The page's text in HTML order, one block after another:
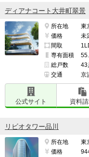
ディアナコート大井町翠景
所在地
東
価格
未
間取
専有面積
総戸数
43
交通
京
公式サイト 資料
リビオタワー品川
所在地
東
価格